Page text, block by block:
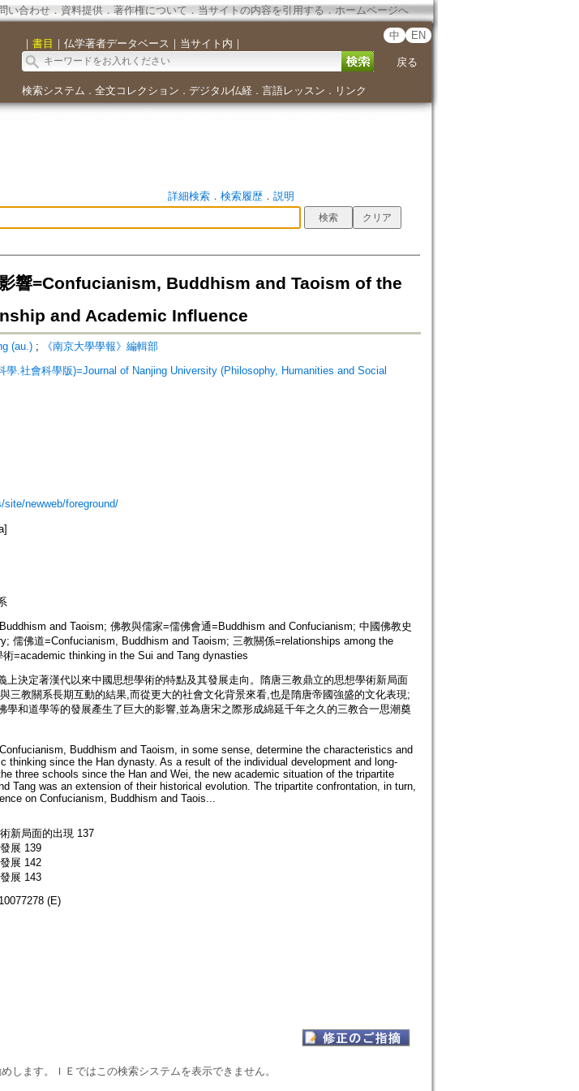
い合わせ． 資料提供． 著作権について．当サイトの内容を引用する ． ホームページへ
｜ 書目 ｜ 仏学著者データベース ｜ 当サイト内 ｜
中 EN
戻る
検索システム ． 全文コレクション ． デジタル仏経． 言語レッスン ． リンク
詳細検索． 検索履歴． 説明
影響=Confucianism, Buddhism and Taoism of the
and Academic Influence
(au.);
《南京大學學報》編輯部
學.社會科學版)=Journal of Nanjing University (Philosophy, Humanities and Social
newweb/foreground/
and Taoism; 佛教與儒家=儒佛會通=Buddhism and Confucianism; 中國佛教史
儒佛道=Confucianism, Buddhism and Taoism; 三教關係=relationships among the
=academic thinking in the Sui and Tang dynasties
上決定著漢代以來中國思想學術的特點及其發展走向。隋唐三教鼎立的思想學術新局面
三教關系長期互動的結果,而從更大的社會文化背景來看,也是隋唐帝國強盛的文化表現;
學和道學等的發展產生了巨大的影響,並為唐宋之際形成綿延千年之久的三教合一思潮奠
Buddhism and Taoism, in some sense, determine the characteristics and
thinking since the Han dynasty. As a result of the individual development and long-
three schools since the Han and Wei, the new academic situation of the tripartite
Tang was an extension of their historical evolution. The tripartite confrontation, in turn,
on Confucianism, Buddhism and Taois...
新局面的出現 137
展 139
展 142
展 143
(E)
します。ＩＥではこの検索システムを表示できません。